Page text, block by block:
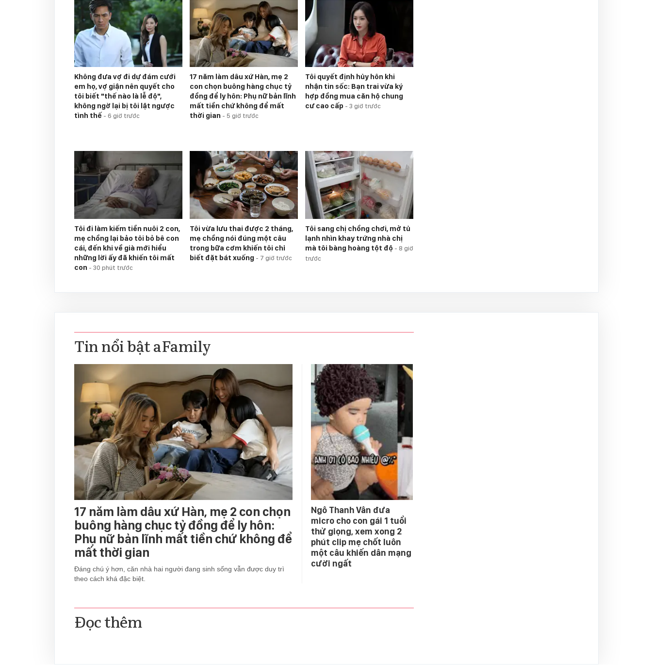
Không đưa vợ đi dự đám cưới
em họ, vợ giận nên quyết cho
tôi biết "thế nào là lễ độ",
không ngờ lại bị tôi lật ngược
tình thế - 6 giờ trước
17 năm làm dâu xứ Hàn, mẹ 2
con chọn buông hàng chục tỷ
đồng để ly hôn: Phụ nữ bản lĩnh
mất tiền chứ không để mất
thời gian - 5 giờ trước
Tôi quyết định hủy hôn khi
nhận tin sốc: Bạn trai vừa ký
hợp đồng mua căn hộ chung
cư cao cấp - 3 giờ trước
Tôi đi làm kiếm tiền nuôi 2 con,
mẹ chồng lại bảo tôi bỏ bê con
cái, đến khi về già mới hiểu
những lời ấy đã khiến tôi mất
con - 30 phút trước
Tôi vừa lưu thai được 2 tháng,
mẹ chồng nói đúng một câu
trong bữa cơm khiến tôi chỉ
biết đặt bát xuống - 7 giờ trước
Tôi sang chị chồng chơi, mở tủ
lạnh nhìn khay trứng nhà chị
mà tôi bàng hoàng tột độ - 8 giờ
trước
Tin nổi bật aFamily
17 năm làm dâu xứ Hàn, mẹ 2 con chọn
buông hàng chục tỷ đồng để ly hôn:
Phụ nữ bản lĩnh mất tiền chứ không để
mất thời gian
Đáng chú ý hơn, căn nhà hai người đang sinh sống vẫn được duy trì
theo cách khá đặc biệt.
Ngô Thanh Vân đưa
micro cho con gái 1 tuổi
thử giọng, xem xong 2
phút clip mẹ chốt luôn
một câu khiến dân mạng
cười ngất
Đọc thêm